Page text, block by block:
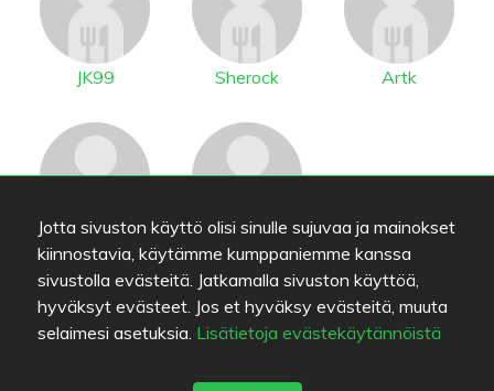
Jotta sivuston käyttö olisi sinulle sujuvaa ja mainokset
kiinnostavia, käytämme kumppaniemme kanssa
sivustolla evästeitä. Jatkamalla sivuston käyttöä,
hyväksyt evästeet. Jos et hyväksy evästeitä, muuta
selaimesi asetuksia. Lisätietoja evästekäytännöistä
JK99 Sherock Artk
azarashi1 LuiZZ